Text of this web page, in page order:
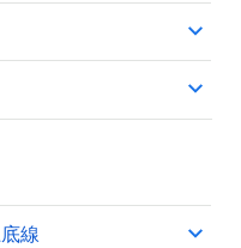
線